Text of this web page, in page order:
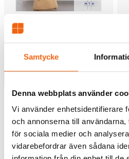
Samtycke
Denna webbplats använder
Vi använder enhetsidentifierare
och annonserna till
för sociala medier och
vidarebefordrar även sådana
Myggrullgardin MTH
2184 kr
Tillverkningsvara från